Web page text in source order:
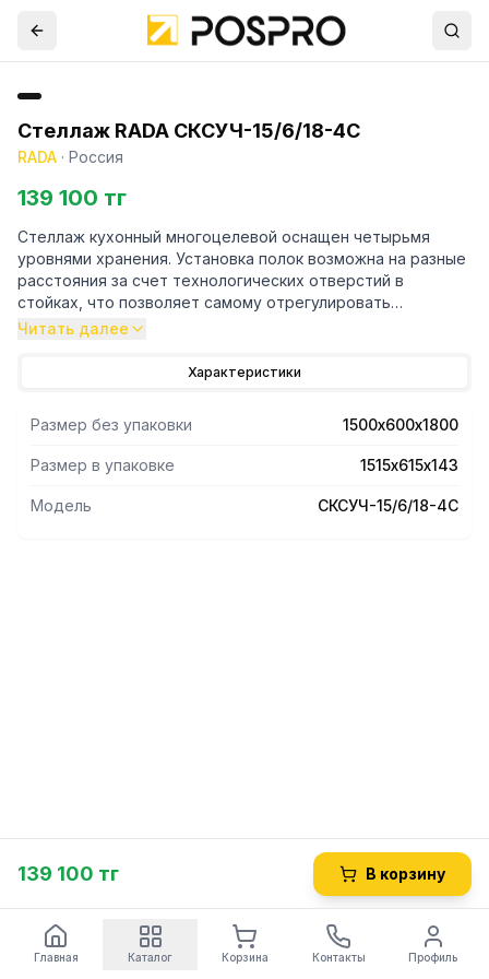
Стеллаж RADA СКСУЧ-15/6/18-4С
RADA · Россия
139 100 тг
Стеллаж кухонный многоцелевой оснащен четырьмя
уровнями хранения. Установка полок возможна на разные
расстояния за счет технологических отверстий в
стойках, что позволяет самому отрегулировать
расстояние между полками. Стойки выполнены в форме
мм. Материал стоек и полок - нержавеющая сталь AISI
Нагрузка на полку равнораспределенная 200 кг. Вес
полного комплекта 38 кг. Габариты упаковки полок
1515х615х143 мм.
Читать далее
Характеристики
Размер без упаковки 1500х600х1800
Размер в упаковке 1515х615х143
Модель СКСУЧ-15/6/18-4С
139 100 тг В корзину
Главная Каталог Корзина Контакты Профиль